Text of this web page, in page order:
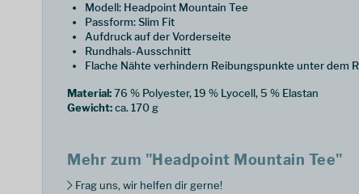
Modell: Headpoint Mountain Tee
Passform: Slim Fit
Aufdruck auf der Vorderseite
Rundhals-Ausschnitt
Flache Nähte verhindern Reibungspunkte unter dem
Material:76 % Polyester, 19 % Lyocell, 5 % Elastan
Gewicht:ca. 170 g
Mehr zum "Headpoint Mountain Tee"
Frag uns, wir helfen dir gerne!